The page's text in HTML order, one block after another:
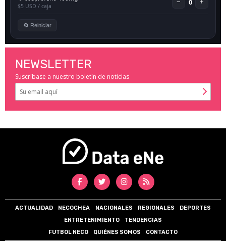
NEWSLETTER
Suscríbase a nuestro boletín de noticias
ACTUALIDAD NECOCHEA NACIONALES REGIONALES
DEPORTES
ENTRETENIMIENTO
TENDENCIAS
FUTBOL NECO
QUIÉNES SOMOS CONTACTO